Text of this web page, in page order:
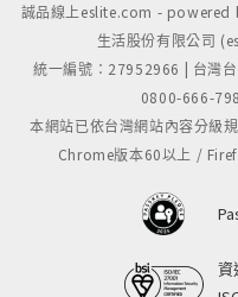
誠品線上eslite.com - powered
生活股份有限公司
統一編號：27952966 | 台灣
0800-666-
本網站已依台灣網站內容分級
Chrome版本60以上 /
資